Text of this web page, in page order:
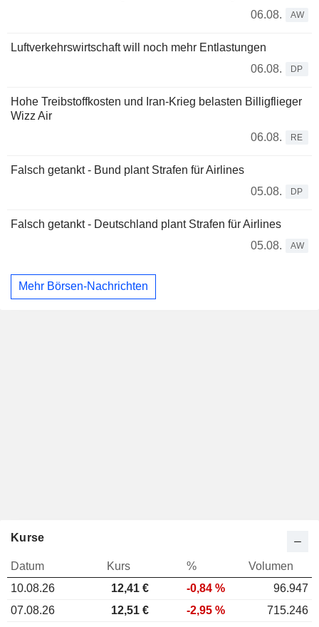
06.08.
AW
Luftverkehrswirtschaft will noch mehr Entlastungen
06.08.
DP
Hohe Treibstoffkosten und Iran-Krieg belasten Billigflieger
Wizz Air
06.08.
RE
Falsch getankt - Bund plant Strafen für Airlines
05.08.
DP
Falsch getankt - Deutschland plant Strafen für Airlines
05.08.
AW
Mehr Börsen-Nachrichten
Kurse
Datum Kurs %
Volumen
10.08.26
12,41 € -0,84 %
96.947
07.08.26
12,51 € -2,95 %
715.246